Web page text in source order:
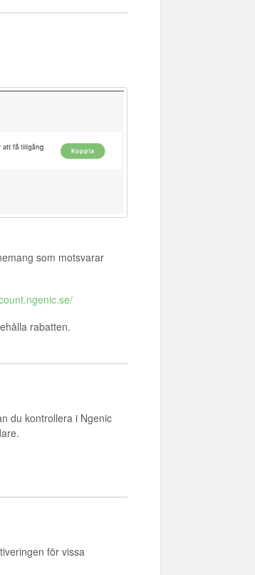
som motsvarar
rabatten.
du kontrollera i Ngenic
för vissa